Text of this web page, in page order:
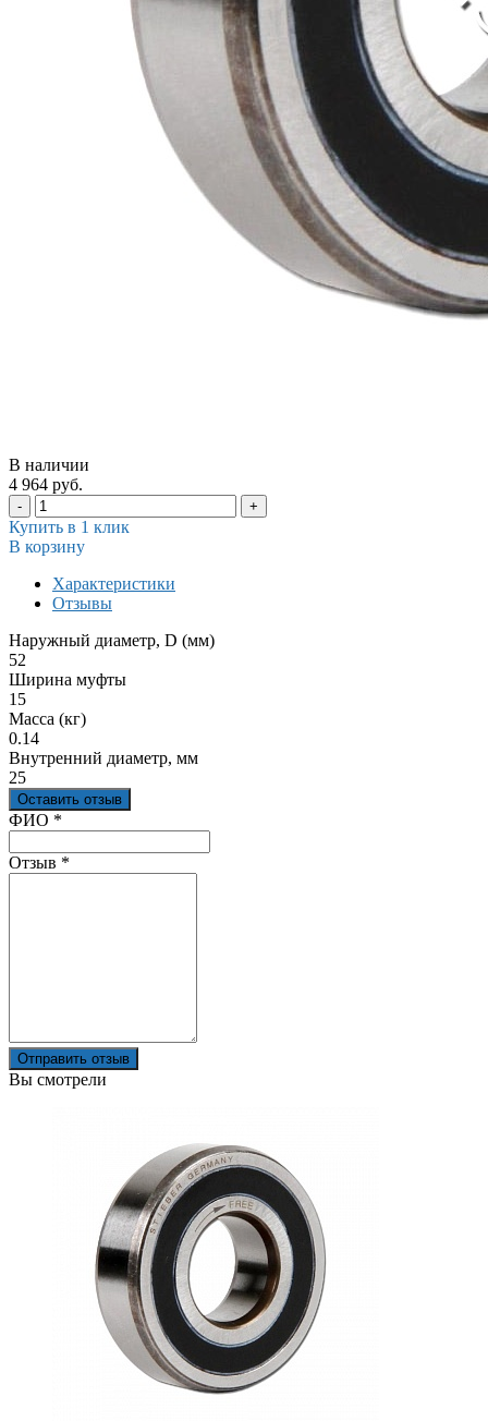
В наличии
4 964 руб.
- +
Купить в 1 клик
В корзину
Характеристики
Отзывы
Наружный диаметр, D (мм)
52
Ширина муфты
15
Масса (кг)
0.14
Внутренний диаметр, мм
25
Оставить отзыв
Ваш отзыв был отправлен!
ФИО *
Отзыв *
Отправить отзыв
Вы смотрели